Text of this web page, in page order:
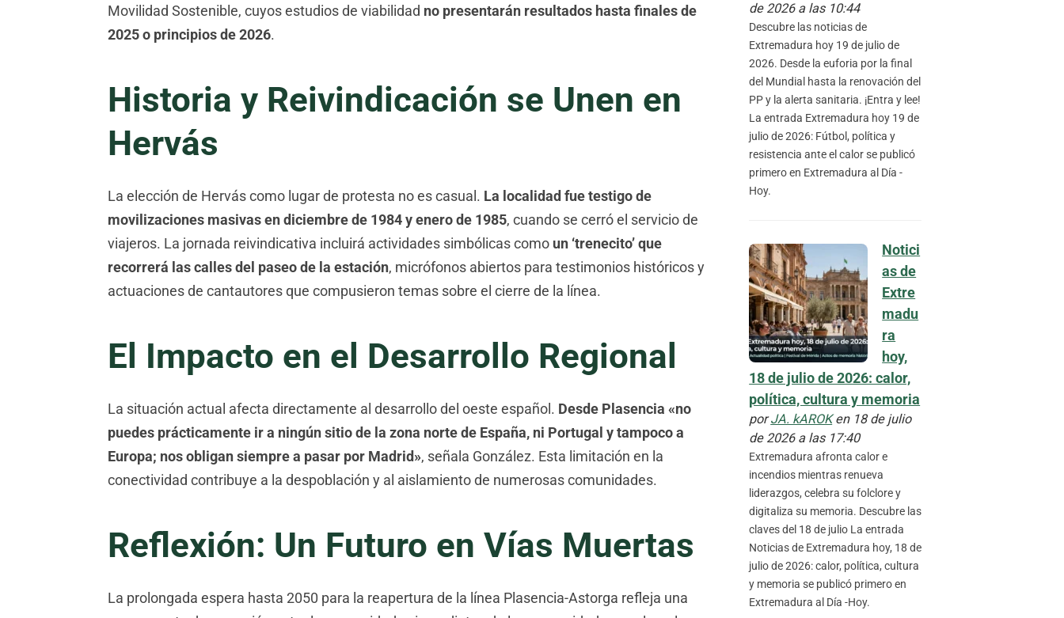
Movilidad Sostenible, cuyos estudios de viabilidad no presentarán resultados hasta finales de
2025 o principios de 2026.
Historia y Reivindicación se Unen en
Hervás
La elección de Hervás como lugar de protesta no es casual. La localidad fue testigo de
movilizaciones masivas en diciembre de 1984 y enero de 1985, cuando se cerró el servicio de
viajeros. La jornada reivindicativa incluirá actividades simbólicas como un ‘trenecito’ que
recorrerá las calles del paseo de la estación, micrófonos abiertos para testimonios históricos y
actuaciones de cantautores que compusieron temas sobre el cierre de la línea.
El Impacto en el Desarrollo Regional
La situación actual afecta directamente al desarrollo del oeste español. Desde Plasencia «no
puedes prácticamente ir a ningún sitio de la zona norte de España, ni Portugal y tampoco a
Europa; nos obligan siempre a pasar por Madrid», señala González. Esta limitación en la
conectividad contribuye a la despoblación y al aislamiento de numerosas comunidades.
Reflexión: Un Futuro en Vías Muertas
La prolongada espera hasta 2050 para la reapertura de la línea Plasencia-Astorga refleja una
de 2026 a las 10:44
Descubre las noticias de
Extremadura hoy 19 de julio de
2026. Desde la euforia por la final
del Mundial hasta la renovación del
PP y la alerta sanitaria. ¡Entra y lee!
La entrada Extremadura hoy 19 de
julio de 2026: Fútbol, política y
resistencia ante el calor se publicó
primero en Extremadura al Día -
Hoy.
Notici
as de
Extre
madu
ra
hoy,
18 de julio de 2026: calor,
política, cultura y memoria
porJA. kAROKen 18 de julio
de 2026 a las 17:40
Extremadura afronta calor e
incendios mientras renueva
liderazgos, celebra su folclore y
digitaliza su memoria. Descubre las
claves del 18 de julio La entrada
Noticias de Extremadura hoy, 18 de
julio de 2026: calor, política, cultura
y memoria se publicó primero en
Extremadura al Día -Hoy.